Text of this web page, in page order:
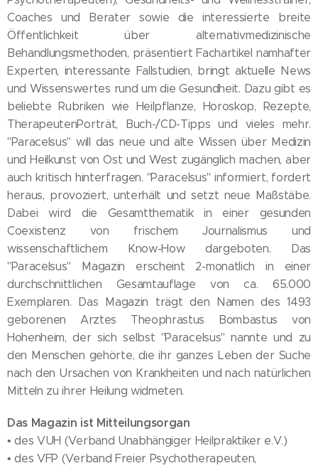
Coaches und Berater sowie die interessierte breite
Öffentlichkeit über alternativmedizinische
Behandlungsmethoden, präsentiert Fachartikel namhafter
Experten, interessante Fallstudien, bringt aktuelle News
und Wissenswertes rund um die Gesundheit. Dazu gibt es
beliebte Rubriken wie Heilpflanze, Horoskop, Rezepte,
TherapeutenPorträt, Buch-/CD-Tipps und vieles mehr.
"Paracelsus" will das neue und alte Wissen über Medizin
und Heilkunst von Ost und West zugänglich machen, aber
auch kritisch hinterfragen. "Paracelsus" informiert, fordert
heraus, provoziert, unterhält und setzt neue Maßstäbe.
Dabei wird die Gesamtthematik in einer gesunden
Coexistenz von frischem Journalismus und
wissenschaftlichem Know-How dargeboten. Das
"Paracelsus" Magazin erscheint 2-monatlich in einer
durchschnittlichen Gesamtauflage von ca. 65.000
Exemplaren. Das Magazin trägt den Namen des 1493
geborenen Arztes Theophrastus Bombastus von
Hohenheim, der sich selbst "Paracelsus" nannte und zu
den Menschen gehörte, die ihr ganzes Leben der Suche
nach den Ursachen von Krankheiten und nach natürlichen
Mitteln zu ihrer Heilung widmeten.
Das Magazin ist Mitteilungsorgan
• des VUH (Verband Unabhängiger Heilpraktiker e.V.)
• des VFP (Verband Freier Psychotherapeuten,